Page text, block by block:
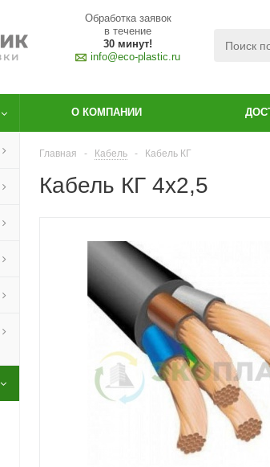
Обработка заявок
в течение
30 минут!
info@eco-plastic.ru
О КОМПАНИИ
Главная - Кабель - Кабель КГ
Кабель КГ 4x2,5